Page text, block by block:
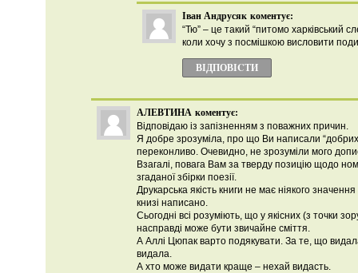
Іван Андрусяк коментує:
“Тю” – це такий “питомо харківський
коли хочу з посмішкою висловити
ВІДПОВІCТИ
АЛЕВТИНА коментує:
Відповідаю із запізненням з поважних причин.
Я добре зрозуміла, про що Ви написали “добрих
переконливо. Очевидно, не зрозуміли мого
Взагалі, повага Вам за тверду позицію щодо
згаданої збірки поезії.
Друкарська якість книги не має ніякого
книзі написано.
Сьогодні всі розуміють, що у якісних (з точки
насправді може бути звичайне сміття.
А Аллі Цюпак варто подякувати. За те, що
видала.
А хто може видати краще – нехай видасть.